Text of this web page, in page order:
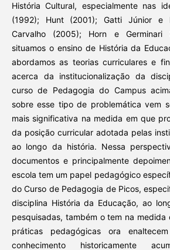
História Cultural, especialmente nas
(1992); Hunt (2001); Gatti Júnior e
Carvalho (2005); Horn e Germinari
situamos o ensino de História da
abordamos as teorias curriculares e
acerca da institucionalização da
curso de Pedagogia do Campus
sobre esse tipo de problemática vem
mais significativa na medida em que
da posição curricular adotada pelas
ao longo da história. Nessa
documentos e principalmente
escola tem um papel pedagógico
do Curso de Pedagogia de Picos,
disciplina História da Educação, ao
pesquisadas, também o tem na medida
práticas pedagógicas ora
conhecimento historicamente